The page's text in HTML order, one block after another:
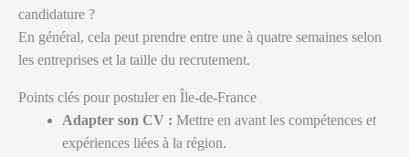
candidature ?
En général, cela peut prendre entre une à quatre semaines selon
les entreprises et la taille du recrutement.
Points clés pour postuler en Île-de-France
Adapter son CV : Mettre en avant les compétences et
expériences liées à la région.